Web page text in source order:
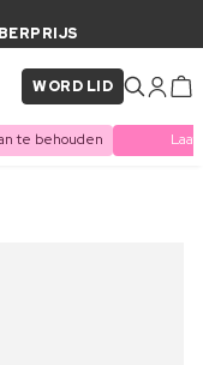
WORD LID
te behouden